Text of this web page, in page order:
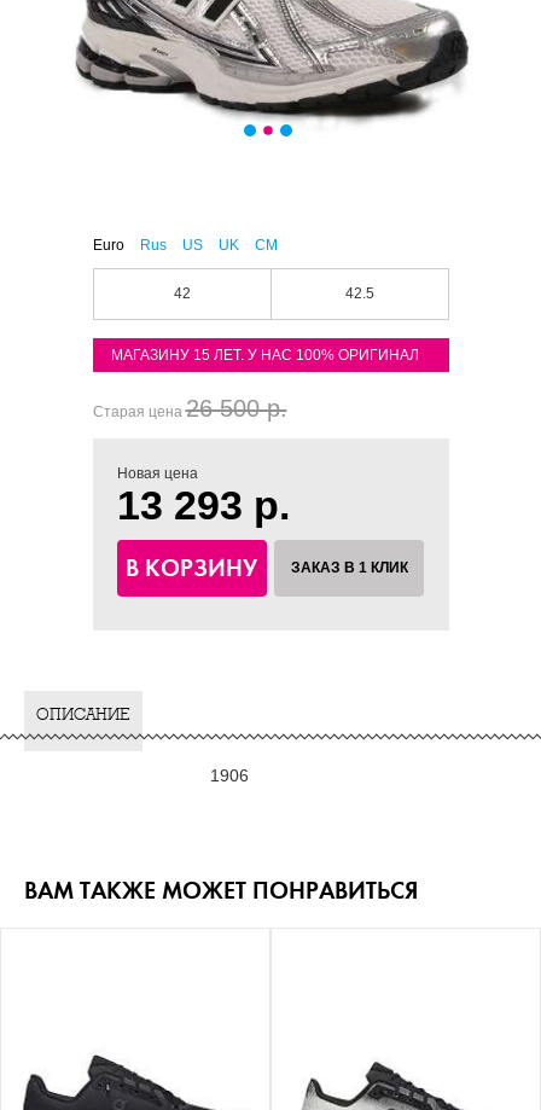
Euro Rus US UK CM
42 42.5
МАГАЗИНУ 15 ЛЕТ. У НАС 100% ОРИГИНАЛ
Старая цена26 500 р.
Новая цена
13 293 р.
В КОРЗИНУ ЗАКАЗ В 1 КЛИК
ОПИСАНИЕ
1906
ВАМ ТАКЖЕ МОЖЕТ ПОНРАВИТЬСЯ